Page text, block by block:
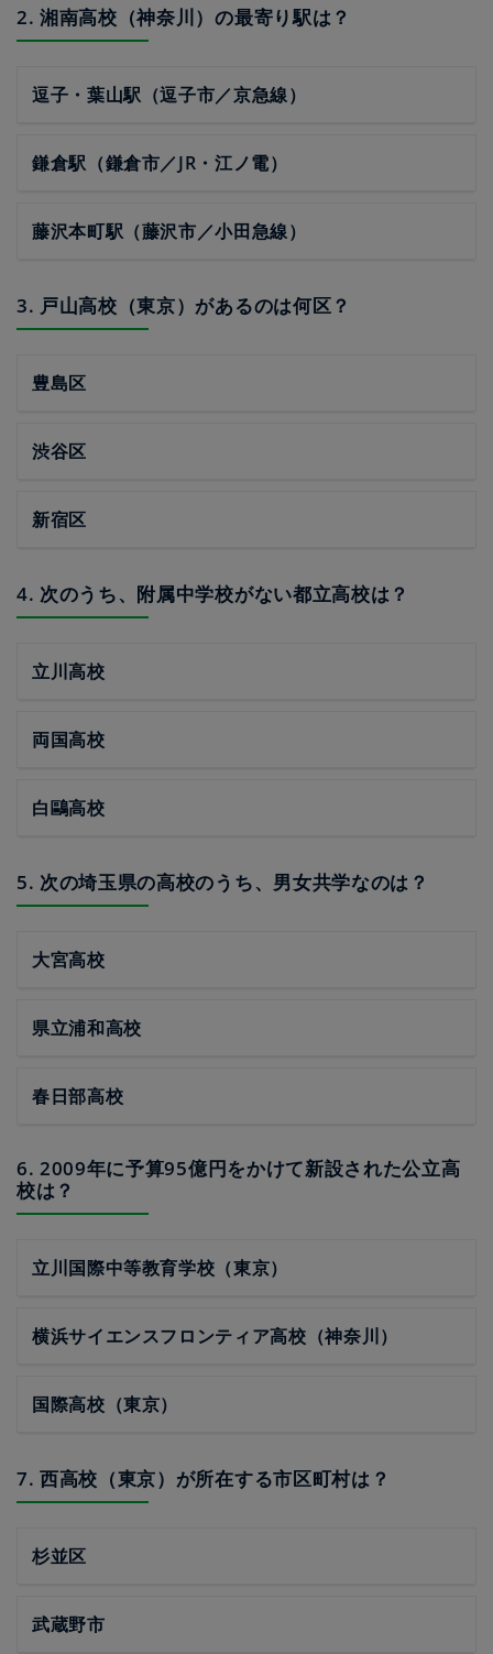
2. 湘南高校（神奈川）の最寄り駅は？
逗子・葉山駅（逗子市／京急線）
鎌倉駅（鎌倉市／JR・江ノ電）
藤沢本町駅（藤沢市／小田急線）
3. 戸山高校（東京）があるのは何区？
豊島区
渋谷区
新宿区
4. 次のうち、附属中学校がない都立高校は？
立川高校
両国高校
白鷗高校
5. 次の埼玉県の高校のうち、男女共学なのは？
大宮高校
県立浦和高校
春日部高校
6. 2009年に予算95億円をかけて新設された公立高
校は？
立川国際中等教育学校（東京）
横浜サイエンスフロンティア高校（神奈川）
国際高校（東京）
7. 西高校（東京）が所在する市区町村は？
杉並区
武蔵野市